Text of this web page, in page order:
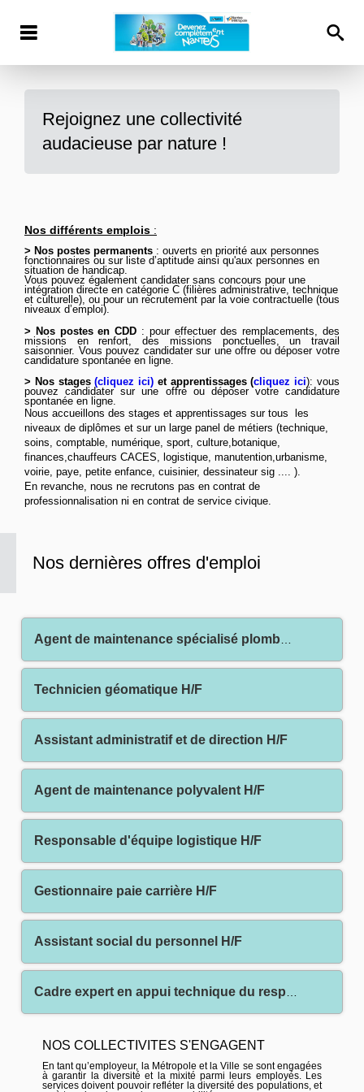
Rejoignez une collectivité
audacieuse par nature !
Nos différents emplois :
> Nos postes permanents : ouverts en priorité aux personnes
fonctionnaires ou sur liste d’aptitude ainsi qu'aux personnes en
situation de handicap.
Vous pouvez également candidater sans concours pour une
intégration directe en catégorie C (filières administrative, technique
et culturelle), ou pour un recrutement par la voie contractuelle (tous
niveaux d’emploi).
> Nos postes en CDD : pour effectuer des remplacements, des
missions en renfort, des missions ponctuelles, un travail
saisonnier. Vous pouvez candidater sur une offre ou déposer votre
candidature spontanée en ligne.
> Nos stages(cliquez ici) et apprentissages (cliquez ici): vous
pouvez candidater sur une offre ou déposer votre candidature
spontanée en ligne.
Nous accueillons des stages et apprentissages sur tous les
niveaux de diplômes et sur un large panel de métiers (technique,
soins, comptable, numérique, sport, culture,botanique,
finances,chauffeurs CACES, logistique, manutention,urbanisme,
voirie, paye, petite enfance, cuisinier, dessinateur sig .... ).
En revanche, nous ne recrutons pas en contrat de
professionnalisation ni en contrat de service civique.
Nos dernières offres d'emploi
Technicien géomatique H/F
Assistant administratif et de direction H/F
Agent de maintenance polyvalent H/F
Responsable d'équipe logistique H/F
Gestionnaire paie carrière H/F
Assistant social du personnel H/F
NOS COLLECTIVITES S'ENGAGENT
En tant qu’employeur, la Métropole et la Ville se sont engagées
à garantir la diversité et la mixité parmi leurs employés. Les
services doivent pouvoir refléter la diversité des populations, et